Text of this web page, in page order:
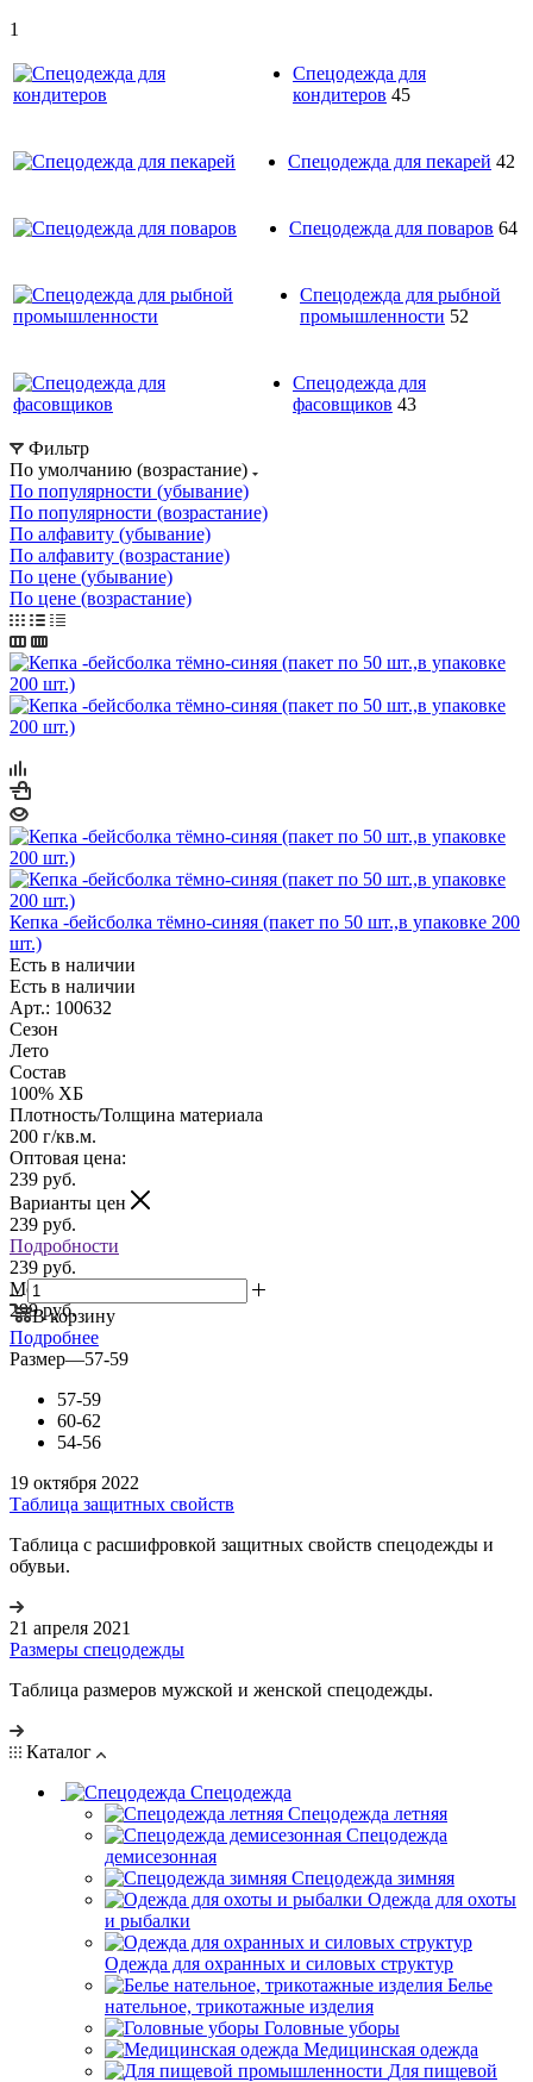
1
Спецодежда для
кондитеров 45
Спецодежда для пекарей 42
Спецодежда для поваров 64
Спецодежда для рыбной
промышленности 52
Спецодежда для
фасовщиков 43
Фильтр
По умолчанию (возрастание)
По популярности (убывание)
По популярности (возрастание)
По алфавиту (убывание)
По алфавиту (возрастание)
По цене (убывание)
По цене (возрастание)
Кепка -бейсболка тёмно-синяя (пакет по 50 шт.,в упаковке 200
шт.)
Есть в наличии
Есть в наличии
Арт.: 100632
Сезон
Лето
Состав
100% ХБ
Плотность/Толщина материала
200 г/кв.м.
Оптовая цена:
239 руб.
Варианты цен
239 руб.
Подробности
239 руб.
Мелкий опт:
299 руб.
В корзину
Подробнее
Размер—57-59
57-59
60-62
54-56
19 октября 2022
Таблица защитных свойств
Таблица с расшифровкой защитных свойств спецодежды и
обувьи.
21 апреля 2021
Размеры спецодежды
Таблица размеров мужской и женской спецодежды.
Каталог
Спецодежда
Спецодежда летняя
Спецодежда
демисезонная
Спецодежда зимняя
Одежда для охоты
и рыбалки
Одежда для охранных и силовых структур
Белье
нательное, трикотажные изделия
Головные уборы
Медицинская одежда
Для пищевой